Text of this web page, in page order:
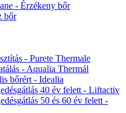
- Érzékeny bőr
bőr
- Purete Thermale
- Aqualia Thermál
bőrért - Idealia
40 év felett - Liftactiv
50 és 60 év felett -